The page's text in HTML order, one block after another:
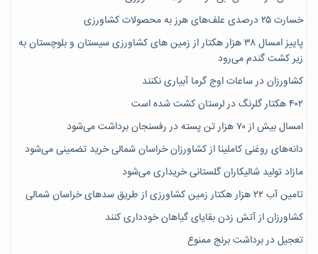
خسارت ۲۵ درصدی علف‌های هرز به محصولات کشاورزی
پاییز امسال ۳۸ هزار هکتار از زمین های کشاورزی سیستان و بلوچستان به
زیر کشت گندم می‌رود
کشاورزان در ساعات اوج گرما آبیاری نکنند
۴۰۲ هکتار گلرنگ در لرستان کشت شده است
امسال بیش از ۷۰ هزار تن پسته در رفسنجان برداشت می‌شود
دانه‌های روغنی کاملینا از کشاورزان خراسان شمالی خرید تضمینی می‌شود
مازاد تولید شالیکاران گلستانی خریداری می‌شود
تامین آب ۲۲ هزار هکتار زمین کشاورزی از طریق سدهای خراسان شمالی
کشاورزان از آتش زدن بقایای گیاهان خودداری کنند
تعجیل در برداشت برنج ممنوع